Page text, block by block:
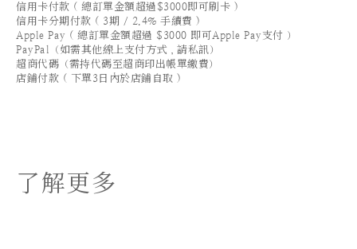
信用卡付款 ( 總訂單金額超過$3000即可刷卡 )
信用卡分期付款 ( 3期 / 2.4% 手續費 )
Apple Pay ( 總訂單金額超過 $3000 即可Apple Pay支付 ）
PayPal（如需其他線上支付方式，請私訊）
超商代碼（需持代碼至超商印出帳單繳費）
店鋪付款 ( 下單3日內於店鋪自取 )
了解更多